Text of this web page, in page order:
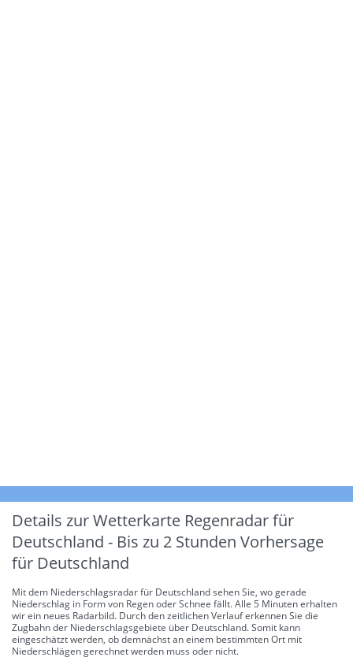
Details zur Wetterkarte Regenradar für
Deutschland - Bis zu 2 Stunden Vorhersage
für Deutschland
Mit dem Niederschlagsradar für Deutschland sehen Sie, wo gerade
Niederschlag in Form von Regen oder Schnee fällt. Alle 5 Minuten erhalten
wir ein neues Radarbild. Durch den zeitlichen Verlauf erkennen Sie die
Zugbahn der Niederschlagsgebiete über Deutschland. Somit kann
eingeschätzt werden, ob demnächst an einem bestimmten Ort mit
Niederschlägen gerechnet werden muss oder nicht.